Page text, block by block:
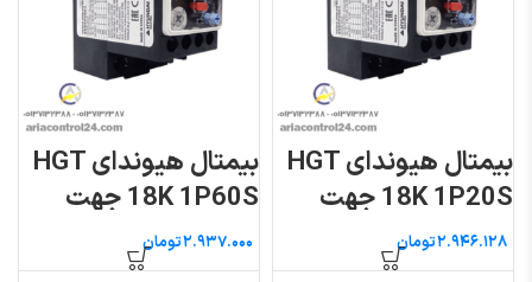
بیمتال هیوندای HGT
18K 1P20S جهت
کنتاکتور ۹ تا ۲۲ آمپرتومان
بیمتال هیوندای HGT
18K 1P60S جهت
کنتاکتور ۹ تا ۲۲ آمپرتومان